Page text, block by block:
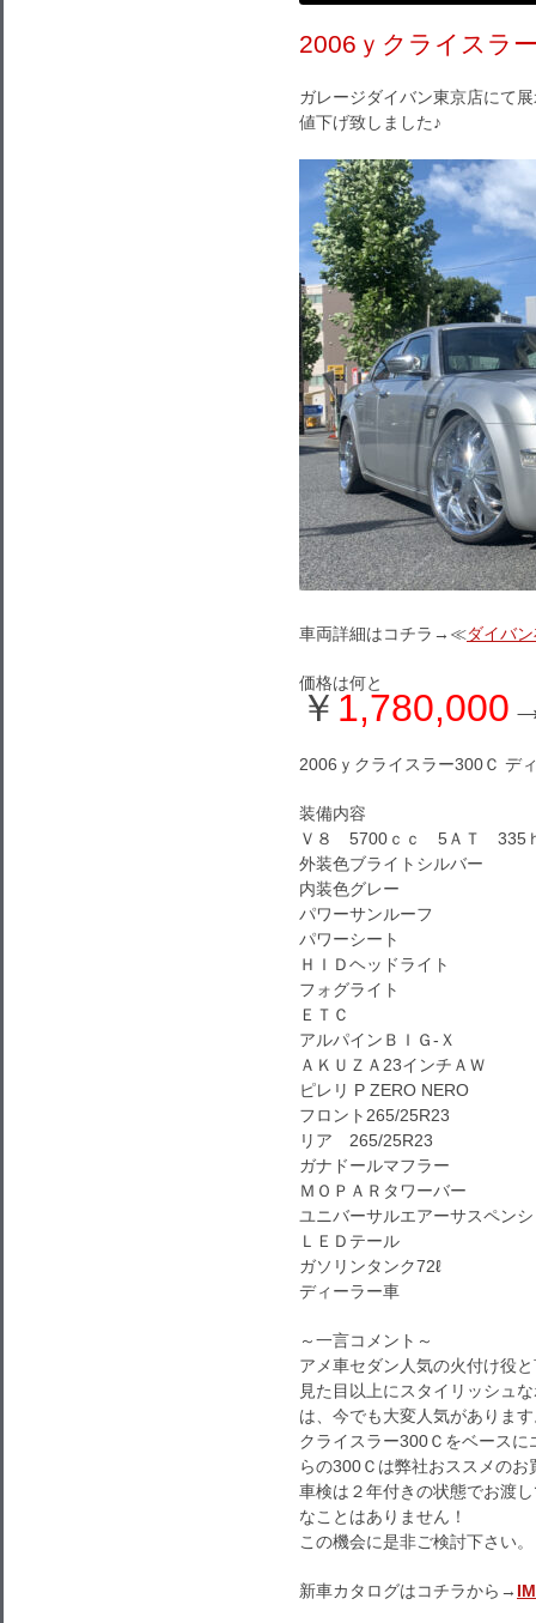
2006ｙクライスラ
ガレージダイバン東京店にて
値下げ致しました♪
車両詳細はコチラ→≪ダイバ
価格は何と
￥ 1,780,000
2006ｙクライスラー300Ｃ デ
装備内容
Ｖ８ 5700ｃｃ 5ＡＴ 335
外装色ブライトシルバー
内装色グレー
パワーサンルーフ
パワーシート
ＨＩＤヘッドライト
フォグライト
ＥＴＣ
アルパインＢＩＧ-Ｘ
ＡＫＵＺＡ23インチＡＷ
ピレリ P ZERO NERO
フロント265/25R23
リア 265/25R23
ガナドールマフラー
ＭＯＰＡＲタワーバー
ユニバーサルエアーサスペン
ＬＥＤテール
ガソリンタンク72ℓ
ディーラー車
～一言コメント～
アメ車セダン人気の火付け役
見た目以上にスタイリッシュ
は、今でも大変人気がありま
クライスラー300Ｃをベース
らの300Ｃは弊社おススメの
車検は２年付きの状態でお渡
なことはありません！
この機会に是非ご検討下さい。
新車カタログはコチラから→